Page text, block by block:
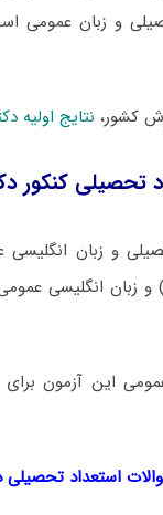
و زبان
کشور، نتایج اولیه
کنکور
این آزمون برای
استعداد تحصیلی